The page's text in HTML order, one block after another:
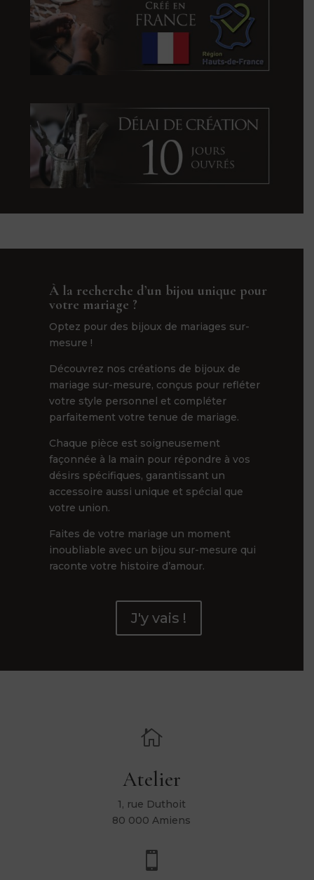
À la recherche d’un bijou unique pour
votre mariage ?
Optez pour des bijoux de mariages sur-
mesure !
Découvrez nos créations de bijoux de
mariage sur-mesure, conçus pour refléter
votre style personnel et compléter
parfaitement votre tenue de mariage.
Chaque pièce est soigneusement
façonnée à la main pour répondre à vos
désirs spécifiques, garantissant un
accessoire aussi unique et spécial que
votre union.
Faites de votre mariage un moment
inoubliable avec un bijou sur-mesure qui
raconte votre histoire d’amour.
J'y vais !

Atelier
1, rue Duthoit
80 000 Amiens
